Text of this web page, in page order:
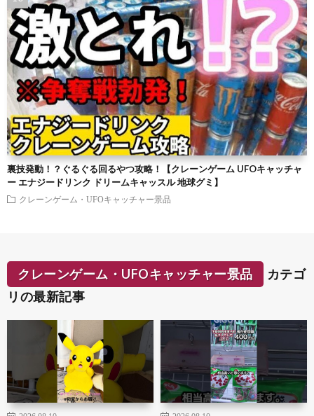
裏技発動！？ぐるぐる回るやつ攻略！【クレーンゲーム UFOキャッチャ
ー エナジードリンク ドリームキャッスル 地球グミ】
クレーンゲーム・UFOキャッチャー景品
クレーンゲーム・UFOキャッチャー景品
カテゴ
リの最新記事